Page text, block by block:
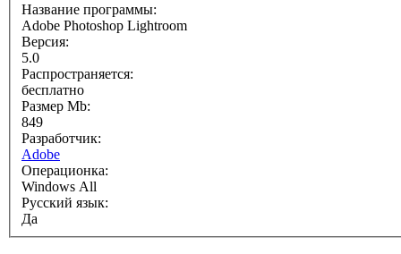
Название программы:
Adobe Photoshop Lightroom
Версия:
5.0
Распространяется:
бесплатно
Размер Mb:
849
Разработчик:
Adobe
Операционка:
Windows All
Русский язык:
Да